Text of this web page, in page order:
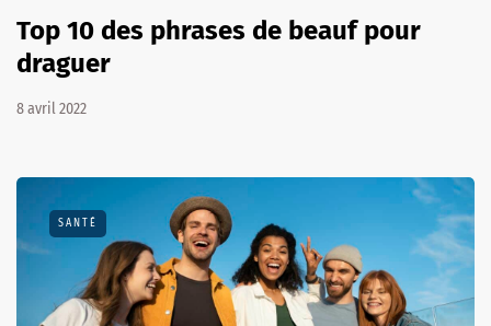
Top 10 des phrases de beauf pour
draguer
8 avril 2022
SANTÉ